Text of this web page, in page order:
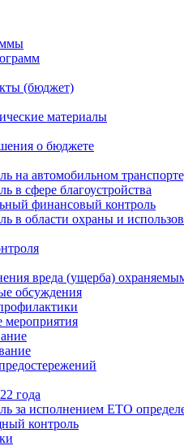
(бюджет)
материалы
о бюджете
на автомобильном
в сфере благоустройства
финансовый контроль
в области охраны и
вреда (ущерба)
обсуждения
мероприятия
года
за исполнением ЕТО
контроль